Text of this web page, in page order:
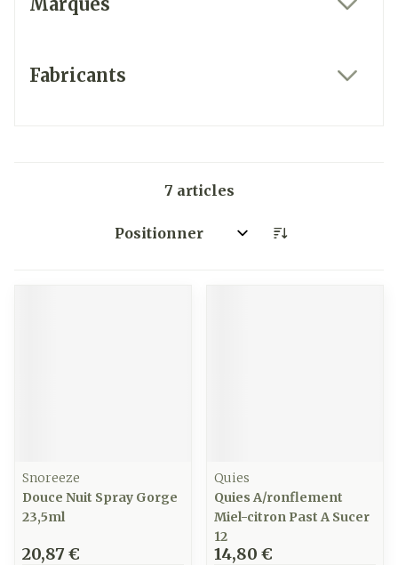
Fabricants
7 articles
Trier par:
Snoreeze
Douce Nuit Spray Gorge
23,5ml
20,87 €
Quies
Quies A/ronflement
Miel-citron Past A Sucer
12
14,80 €